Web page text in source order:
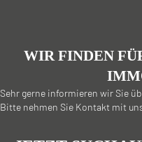
WIR FINDEN
Sehr gerne informieren wir Sie
Bitte nehmen Sie Kontakt mit